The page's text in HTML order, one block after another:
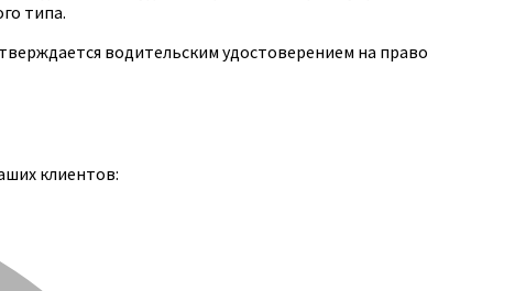
типа.
водительским удостоверением на право
клиентов: